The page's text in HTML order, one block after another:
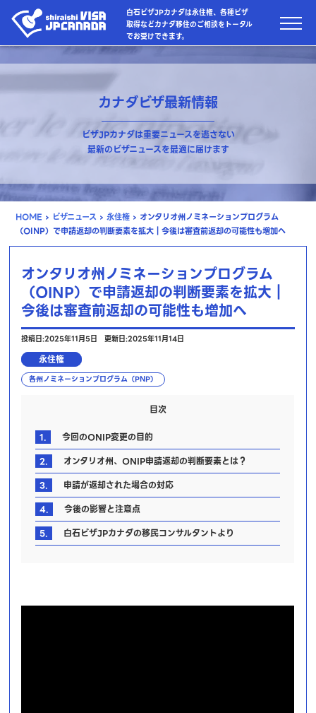
白石ビザJPカナダは永住権、各種ビザ
取得などカナダ移住のご相談をトータル
でお受けできます。
カナダビザ最新情報
ビザJPカナダは重要ニュースを逃さない
最新のビザニュースを最適に届けます
HOME › ビザニュース › 永住権 › オンタリオ州ノミネーションプログラム
（OINP）で申請返却の判断要素を拡大｜今後は審査前返却の可能性も増加へ
オンタリオ州ノミネーションプログラム
（OINP）で申請返却の判断要素を拡大｜
今後は審査前返却の可能性も増加へ
投稿日:2025年11月5日 更新日:2025年11月14日
永住権
各州ノミネーションプログラム（PNP）
目次
1.
今回のONIP変更の目的
2.
オンタリオ州、ONIP申請返却の判断要素とは？
3.
申請が返却された場合の対応
4.
今後の影響と注意点
5.
白石ビザJPカナダの移民コンサルタントより